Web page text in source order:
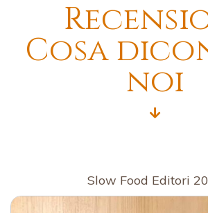
Cosa
noi
Slow Food Editori